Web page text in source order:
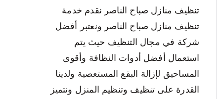
تنظيف منازل صباح الناصر نقدم خدمة
تنظيف منازل صباح الناصر ونعتبر أفضل
شركة في مجال التنظيف حيث يتم
استعمال أفضل أدوات النظافة وأقوى
المساحيق لإزالة البقع المستعصية ولدينا
القدرة على تنظيف وتنظيم المنزل ونتميز